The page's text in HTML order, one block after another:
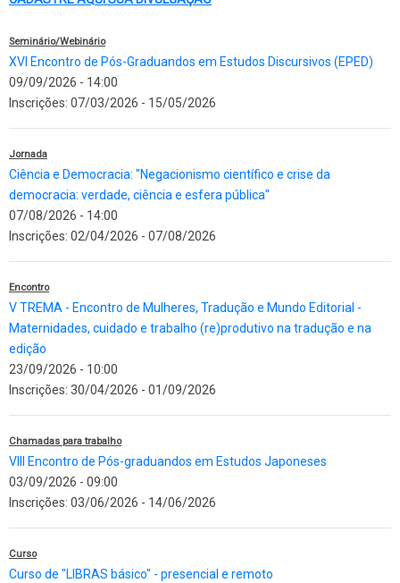
Seminário/Webinário
XVI Encontro de Pós-Graduandos em Estudos Discursivos (EPED)
09/09/2026 - 14:00
Inscrições: 07/03/2026 - 15/05/2026
Jornada
Ciência e Democracia: "Negacionismo científico e crise da
democracia: verdade, ciência e esfera pública"
07/08/2026 - 14:00
Inscrições: 02/04/2026 - 07/08/2026
Encontro
V TREMA - Encontro de Mulheres, Tradução e Mundo Editorial -
Maternidades, cuidado e trabalho (re)produtivo na tradução e na
edição
23/09/2026 - 10:00
Inscrições: 30/04/2026 - 01/09/2026
Chamadas para trabalho
VIII Encontro de Pós-graduandos em Estudos Japoneses
03/09/2026 - 09:00
Inscrições: 03/06/2026 - 14/06/2026
Curso
Curso de "LIBRAS básico" - presencial e remoto